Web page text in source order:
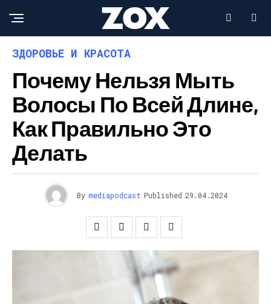
ЗДОРОВЬЕ И КРАСОТА
Почему Нельзя Мыть
Волосы По Всей Длине,
Как Правильно Это
Делать
By mediapodcast Published 29.04.2024